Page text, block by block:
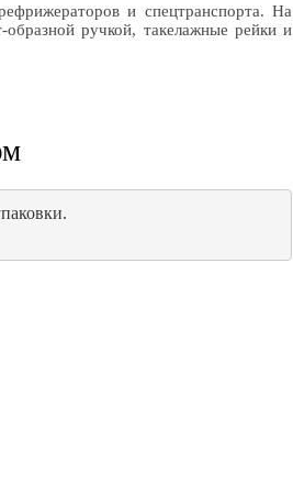
и спецтранспорта. На
ручкой, такелажные рейки и